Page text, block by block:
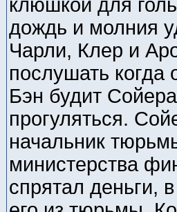
клюшкой для
дождь и молния
Чарли, Клер и
послушать когда
Бэн будит
прогуляться.
начальник
министерства
спрятал деньги,